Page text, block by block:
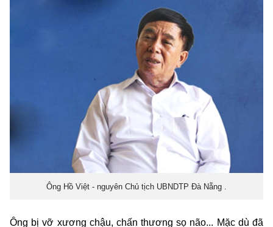
Ông Hồ Việt - nguyên Chủ tịch UBNDTP Đà Nẵng .
Ông bị vỡ xương chậu, chấn thương sọ não... Mặc dù đã